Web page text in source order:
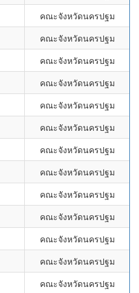
คณะจังหวัดนครปฐม
คณะจังหวัดนครปฐม
คณะจังหวัดนครปฐม
คณะจังหวัดนครปฐม
คณะจังหวัดนครปฐม
คณะจังหวัดนครปฐม
คณะจังหวัดนครปฐม
คณะจังหวัดนครปฐม
คณะจังหวัดนครปฐม
คณะจังหวัดนครปฐม
คณะจังหวัดนครปฐม
คณะจังหวัดนครปฐม
คณะจังหวัดนครปฐม